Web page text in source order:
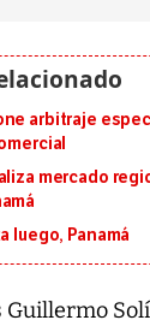
arbitraje
mercado
luego, Panamá
Guillermo